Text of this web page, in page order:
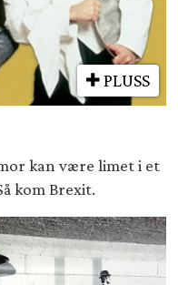
PLUSS
kan være limet i et
kom Brexit.